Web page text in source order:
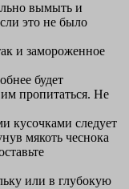
вымыть и
это не было
и замороженное
будет
пропитаться. Не
кусочками следует
мякоть чеснока
или в глубокую